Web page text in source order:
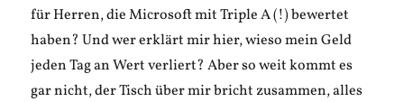
für Herren, die Microsoft mit Triple A (!) bewertet
haben? Und wer erklärt mir hier, wieso mein Geld
jeden Tag an Wert verliert? Aber so weit kommt es
gar nicht, der Tisch über mir bricht zusammen, alles